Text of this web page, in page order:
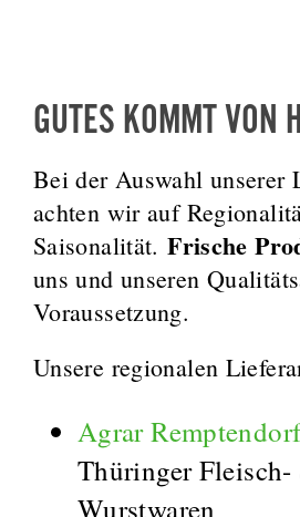
GUTES KOMMT VON
Bei der Auswahl unserer
achten wir auf
Saisonalität.Frische
uns und unseren
Voraussetzung.
Unsere regionalen
Agrar
Thüringer
Wurstwaren